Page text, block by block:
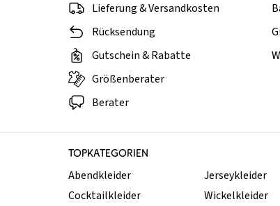
Lieferung & Versandkosten
Rücksendung
Gutschein & Rabatte
Größenberater
Berater
TOPKATEGORIEN
Abendkleider
Cocktailkleider
Jerseykleider
Wickelkleider